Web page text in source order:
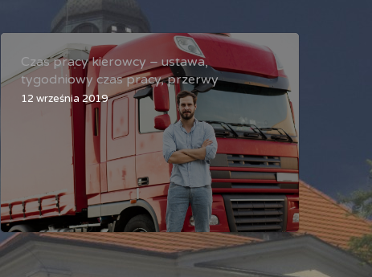
Czas pracy kierowcy – ustawa,
tygodniowy czas pracy, przerwy
12 września 2019